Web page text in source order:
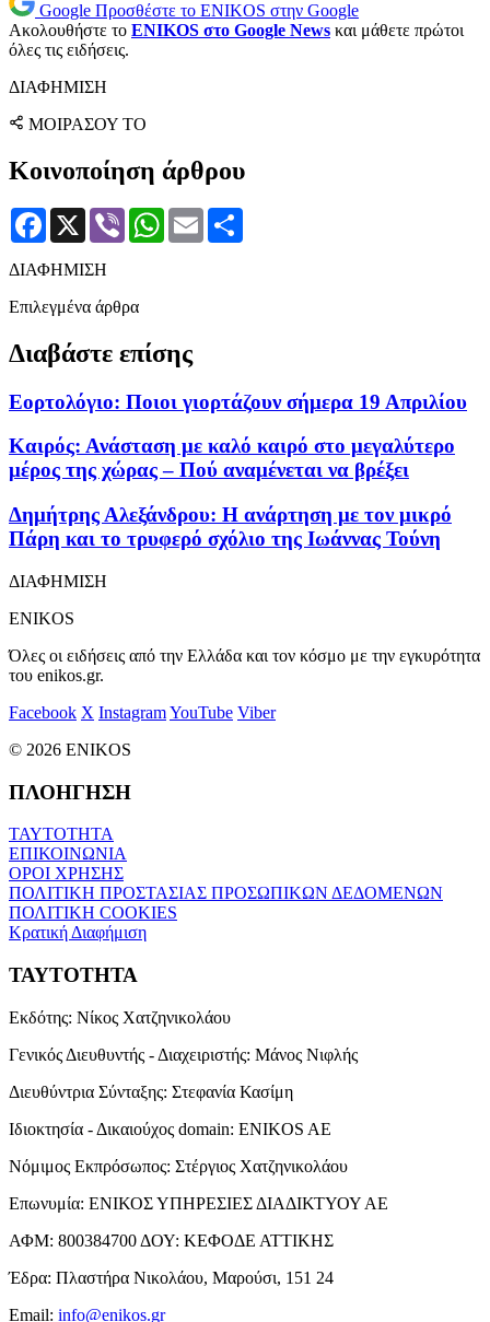
Google Προσθέστε το ENIKOS στην Google
Ακολουθήστε το ENIKOS στο Google News και μάθετε πρώτοι
όλες τις ειδήσεις.
ΔΙΑΦΗΜΙΣΗ
ΜΟΙΡΑΣΟΥ ΤΟ
Κοινοποίηση άρθρου
Facebook
X Viber WhatsApp
Email
ΔΙΑΦΗΜΙΣΗ
Επιλεγμένα άρθρα
Διαβάστε επίσης
Εορτολόγιο: Ποιοι γιορτάζουν σήμερα 19 Απριλίου
Καιρός: Ανάσταση με καλό καιρό στο μεγαλύτερο
μέρος της χώρας – Πού αναμένεται να βρέξει
Δημήτρης Αλεξάνδρου: Η ανάρτηση με τον μικρό
Πάρη και το τρυφερό σχόλιο της Ιωάννας Τούνη
ΔΙΑΦΗΜΙΣΗ
ENIKOS
Όλες οι ειδήσεις από την Ελλάδα και τον κόσμο με την εγκυρότητα
του enikos.gr.
Facebook X InstagramYouTube Viber
© 2026 ENIKOS
ΠΛΟΗΓΗΣΗ
ΤΑΥΤΟΤΗΤΑ
ΕΠΙΚΟΙΝΩΝΙΑ
ΟΡΟΙ ΧΡΗΣΗΣ
ΠΟΛΙΤΙΚΗ ΠΡΟΣΤΑΣΙΑΣ ΠΡΟΣΩΠΙΚΩΝ ΔΕΔΟΜΕΝΩΝ
ΠΟΛΙΤΙΚΗ COOKIES
Κρατική Διαφήμιση
ΤΑΥΤΟΤΗΤΑ
Εκδότης: Νίκος Χατζηνικολάου
Γενικός Διευθυντής - Διαχειριστής: Μάνος Νιφλής
Διευθύντρια Σύνταξης: Στεφανία Κασίμη
Ιδιοκτησία - Δικαιούχος domain: ENIKOS AE
Νόμιμος Εκπρόσωπος: Στέργιος Χατζηνικολάου
Επωνυμία: ΕΝΙΚΟΣ ΥΠΗΡΕΣΙΕΣ ΔΙΑΔΙΚΤΥΟΥ ΑΕ
ΑΦΜ: 800384700 ΔΟΥ: ΚΕΦΟΔΕ ΑΤΤΙΚΗΣ
Έδρα: Πλαστήρα Νικολάου, Μαρούσι, 151 24
Email: info@enikos.gr